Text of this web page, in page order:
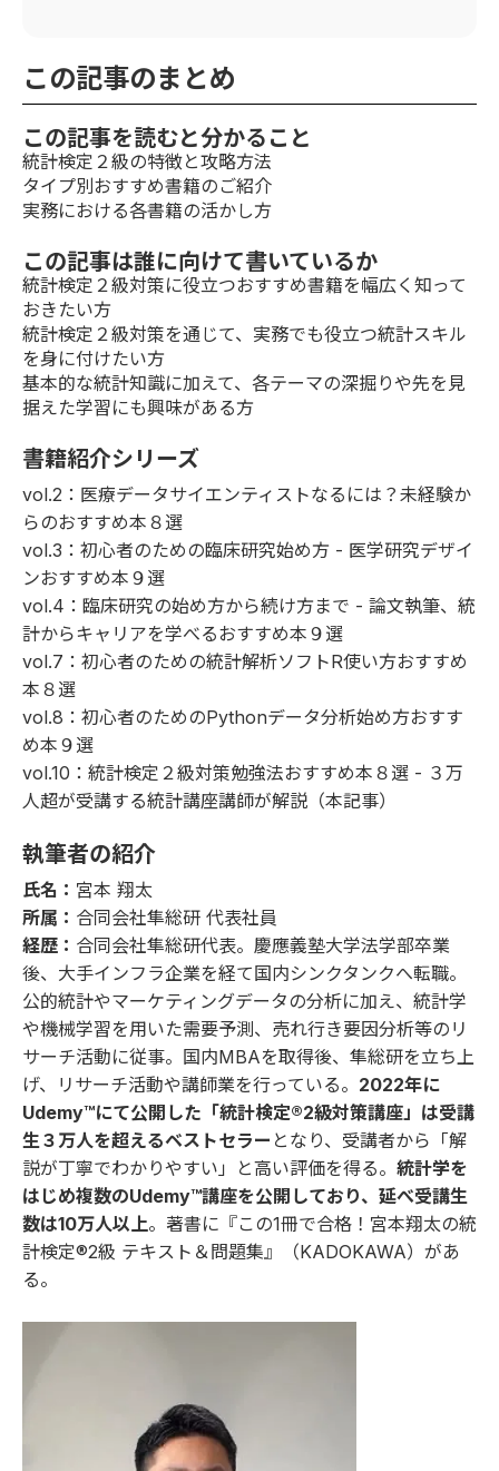
この記事のまとめ
この記事を読むと分かること
統計検定２級の特徴と攻略方法
タイプ別おすすめ書籍のご紹介
実務における各書籍の活かし方
この記事は誰に向けて書いているか
統計検定２級対策に役立つおすすめ書籍を幅広く知って
おきたい方
統計検定２級対策を通じて、実務でも役立つ統計スキル
を身に付けたい方
基本的な統計知識に加えて、各テーマの深掘りや先を見
据えた学習にも興味がある方
書籍紹介シリーズ
vol.2 ：医療データサイエンティストなるには？未経験か
らのおすすめ本８選
vol.3 ：初心者のための臨床研究始め方 - 医学研究デザイ
ンおすすめ本９選
vol.4 ：臨床研究の始め方から続け方まで - 論文執筆、統
計からキャリアを学べるおすすめ本９選
vol.7 ：初心者のための統計解析ソフトR使い方おすすめ
本８選
vol.8 ：初心者のためのPythonデータ分析始め方おすす
め本９選
vol.10 ：統計検定２級対策勉強法おすすめ本８選 - ３万
人超が受講する統計講座講師が解説（本記事）
執筆者の紹介
氏名： 宮本 翔太
所属： 合同会社隼総研 代表社員
経歴： 合同会社隼総研代表。慶應義塾大学法学部卒業
後、大手インフラ企業を経て国内シンクタンクへ転職。
公的統計やマーケティングデータの分析に加え、統計学
や機械学習を用いた需要予測、売れ行き要因分析等のリ
サーチ活動に従事。国内MBAを取得後、隼総研を立ち上
げ、リサーチ活動や講師業を行っている。 2022年に
Udemy™にて公開した「統計検定®2級対策講座」は受講
生３万人を超えるベストセラー となり、受講者から「解
説が丁寧でわかりやすい」と高い評価を得る。 統計学を
はじめ複数のUdemy™講座を公開しており、延べ受講生
数は10万人以上。著書に『この1冊で合格！宮本翔太の統
計検定®2級 テキスト＆問題集』（KADOKAWA）があ
る。